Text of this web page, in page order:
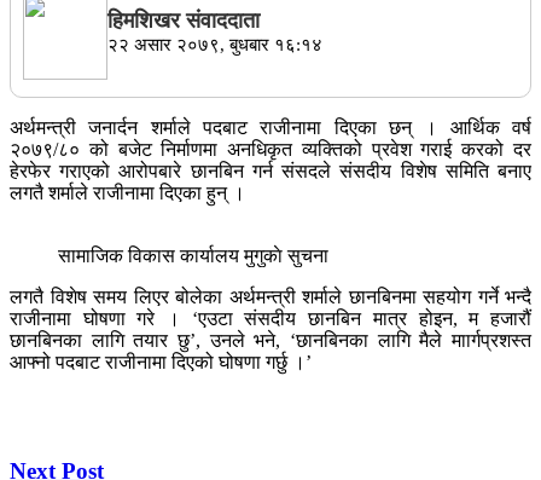
हिमशिखर संवाददाता
२२ असार २०७९, बुधबार १६:१४
अर्थमन्त्री जनार्दन शर्माले पदबाट राजीनामा दिएका छन् । आर्थिक वर्ष
२०७९/८० को बजेट निर्माणमा अनधिकृत व्यक्तिको प्रवेश गराई करको दर
हेरफेर गराएको आरोपबारे छानबिन गर्न संसदले संसदीय विशेष समिति बनाए
लगतै शर्माले राजीनामा दिएका हुन् ।
सामाजिक विकास कार्यालय मुगुकाे सुचना
लगतै विशेष समय लिएर बोलेका अर्थमन्त्री शर्माले छानबिनमा सहयोग गर्ने भन्दै
राजीनामा घोषणा गरे । ‘एउटा संसदीय छानबिन मात्र होइन, म हजारौं
छानबिनका लागि तयार छु’, उनले भने, ‘छानबिनका लागि मैले माार्गप्रशस्त
आफ्नो पदबाट राजीनामा दिएको घोषणा गर्छु ।’
Next Post